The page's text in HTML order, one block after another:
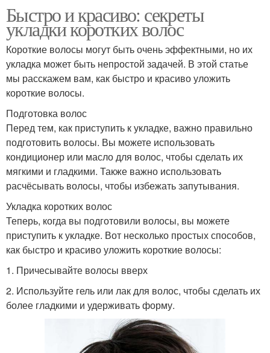
Быстро и красиво: секреты
укладки коротких волос
Короткие волосы могут быть очень эффектными, но их
укладка может быть непростой задачей. В этой статье
мы расскажем вам, как быстро и красиво уложить
короткие волосы.
Подготовка волос
Перед тем, как приступить к укладке, важно правильно
подготовить волосы. Вы можете использовать
кондиционер или масло для волос, чтобы сделать их
мягкими и гладкими. Также важно использовать
расчёсывать волосы, чтобы избежать запутывания.
Укладка коротких волос
Теперь, когда вы подготовили волосы, вы можете
приступить к укладке. Вот несколько простых способов,
как быстро и красиво уложить короткие волосы:
1. Причесывайте волосы вверх
2. Используйте гель или лак для волос, чтобы сделать их
более гладкими и удерживать форму.